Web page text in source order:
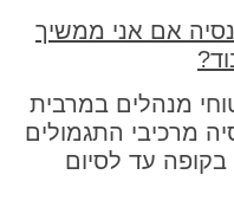
אם אני ממשיך
מנהלים במרבית
מרכיבי התגמולים
בקופה עד לסיום